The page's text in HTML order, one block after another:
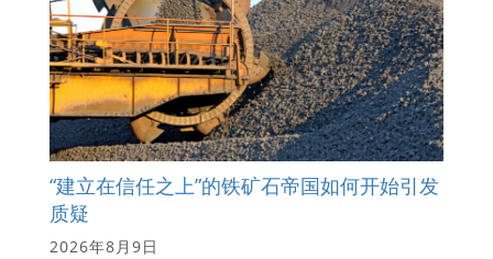
“建立在信任之上”的铁矿石帝国如何开始引发
质疑
2026年8月9日